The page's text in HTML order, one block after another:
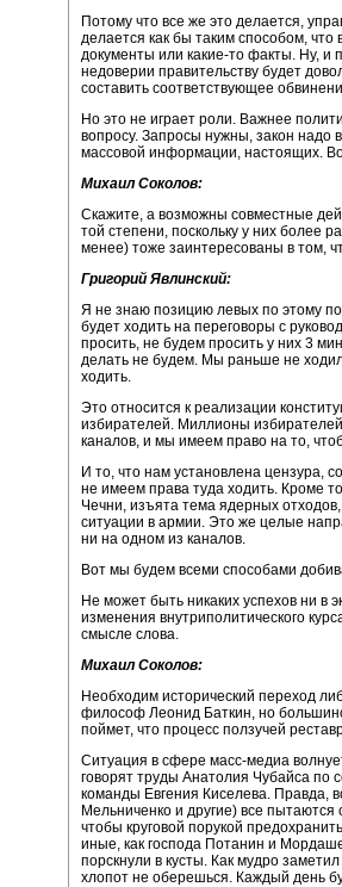
Потому что все же это делается,
делается как бы таким способом,
документы или какие-то факты. Ну, и
недоверии правительству будет
составить соответствующее
Но это не играет роли. Важнее
вопросу. Запросы нужны, закон надо
массовой информации, настоящих.
Михаил Соколов:
Скажите, а возможны совместные
той степени, поскольку у них более
менее) тоже заинтересованы в том,
Григорий Явлинский:
Я не знаю позицию левых по этому
будет ходить на переговоры с
просить, не будем просить у них 3
делать не будем. Мы раньше не
ходить.
Это относится к реализации
избирателей. Миллионы
каналов, и мы имеем право на то,
И то, что нам установлена цензура,
не имеем права туда ходить. Кроме
Чечни, изъята тема ядерных
ситуации в армии. Это же целые
ни на одном из каналов.
Вот мы будем всеми способами
Не может быть никаких успехов ни в
изменения внутриполитического
смысле слова.
Михаил Соколов:
Необходим исторический переход
философ Леонид Баткин, но
поймет, что процесс ползучей
Ситуация в сфере масс-медиа
говорят труды Анатолия Чубайса по
команды Евгения Киселева. Правда,
Мельниченко и другие) все пытаются
чтобы круговой порукой
иные, как господа Потанин и
порскнули в кусты. Как мудро
хлопот не оберешься. Каждый день